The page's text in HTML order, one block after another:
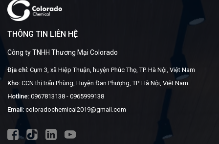
THÔNG TIN LIÊN HỆ
Công ty TNHH Thương Mại Colorado
Địa chỉ: Cụm 3, xã Hiệp Thuận, huyện Phúc Thọ, TP. Hà Nội, Việt Nam
Kho: CCN thị trấn Phùng, Huyện Đan Phượng, TP. Hà Nội, Việt Nam.
Hotline: 0967813138 - 0965999138
Email: coloradochemical2019@gmail.com